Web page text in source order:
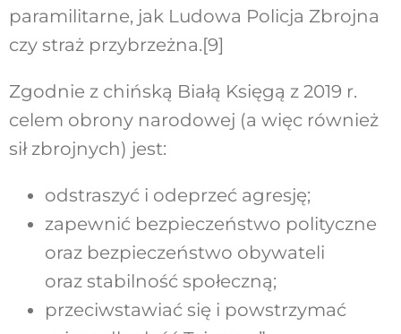
paramilitarne, jak Ludowa Policja Zbrojna
czy straż przybrzeżna.[9]
Zgodnie z chińską Białą Księgą z 2019 r.
celem obrony narodowej (a więc również
sił zbrojnych) jest:
odstraszyć i odeprzeć agresję;
zapewnić bezpieczeństwo polityczne
oraz bezpieczeństwo obywateli
oraz stabilność społeczną;
przeciwstawiać się i powstrzymać